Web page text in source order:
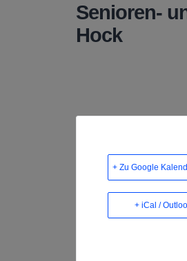
Senioren-
Hock
+ Zu Google
+ iCal /